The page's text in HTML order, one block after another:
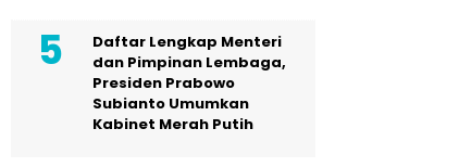
Daftar Lengkap Menteri
dan Pimpinan Lembaga,
Presiden Prabowo
Subianto Umumkan
Kabinet Merah Putih